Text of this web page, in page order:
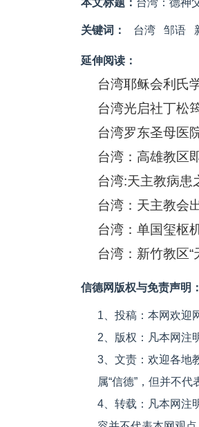
本文标题： 台湾：德神
关键词： 台湾 邹语
延伸阅读：
台湾耶稣会利氏
台湾光启社丁松
台湾罗东圣母医
台湾：高雄教区
台湾:天主教病患
台湾：天主教会
台湾：单国玺枢
台湾：新竹教区
信德网版权与免责声明：
1、投稿：本网欢迎
2、版权：凡本网注
3、文责：欢迎各地
属“信德”，但并不
4、转载：凡本网注